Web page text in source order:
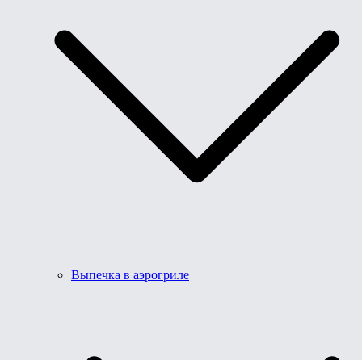
Выпечка в аэрогриле